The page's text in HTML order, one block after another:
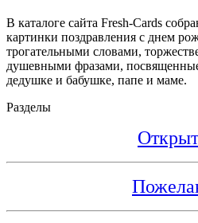
В каталоге сайта Fresh-Cards
картинки поздравления с днем
трогательными словами,
душевными фразами,
дедушке и бабушке, папе и маме.
Разделы